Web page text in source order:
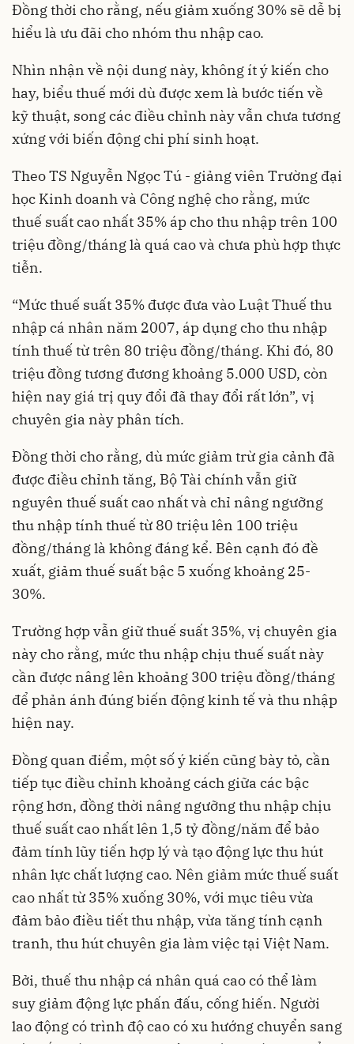
Đồng thời cho rằng, nếu giảm xuống 30% sẽ dễ bị
hiểu là ưu đãi cho nhóm thu nhập cao.
Nhìn nhận về nội dung này, không ít ý kiến cho
hay, biểu thuế mới dù được xem là bước tiến về
kỹ thuật, song các điều chỉnh này vẫn chưa tương
xứng với biến động chi phí sinh hoạt.
Theo TS Nguyễn Ngọc Tú - giảng viên Trường đại
học Kinh doanh và Công nghệ cho rằng, mức
thuế suất cao nhất 35% áp cho thu nhập trên 100
triệu đồng/tháng là quá cao và chưa phù hợp thực
tiễn.
“Mức thuế suất 35% được đưa vào Luật Thuế thu
nhập cá nhân năm 2007, áp dụng cho thu nhập
tính thuế từ trên 80 triệu đồng/tháng. Khi đó, 80
triệu đồng tương đương khoảng 5.000 USD, còn
hiện nay giá trị quy đổi đã thay đổi rất lớn”, vị
chuyên gia này phân tích.
Đồng thời cho rằng, dù mức giảm trừ gia cảnh đã
được điều chỉnh tăng, Bộ Tài chính vẫn giữ
nguyên thuế suất cao nhất và chỉ nâng ngưỡng
thu nhập tính thuế từ 80 triệu lên 100 triệu
đồng/tháng là không đáng kể. Bên cạnh đó đề
xuất, giảm thuế suất bậc 5 xuống khoảng 25-
30%.
Trường hợp vẫn giữ thuế suất 35%, vị chuyên gia
này cho rằng, mức thu nhập chịu thuế suất này
cần được nâng lên khoảng 300 triệu đồng/tháng
để phản ánh đúng biến động kinh tế và thu nhập
hiện nay.
Đồng quan điểm, một số ý kiến cũng bày tỏ, cần
tiếp tục điều chỉnh khoảng cách giữa các bậc
rộng hơn, đồng thời nâng ngưỡng thu nhập chịu
thuế suất cao nhất lên 1,5 tỷ đồng/năm để bảo
đảm tính lũy tiến hợp lý và tạo động lực thu hút
nhân lực chất lượng cao. Nên giảm mức thuế suất
cao nhất từ 35% xuống 30%, với mục tiêu vừa
đảm bảo điều tiết thu nhập, vừa tăng tính cạnh
tranh, thu hút chuyên gia làm việc tại Việt Nam.
Bởi, thuế thu nhập cá nhân quá cao có thể làm
suy giảm động lực phấn đấu, cống hiến. Người
lao động có trình độ cao có xu hướng chuyển sang